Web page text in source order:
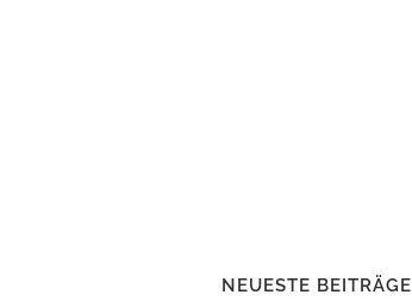
NEUESTE BEITRÄGE